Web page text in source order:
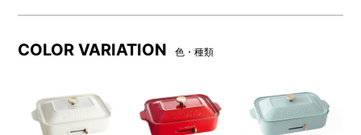
コンパクトホットプレート用ス
COLOR VARIATION 色・種類